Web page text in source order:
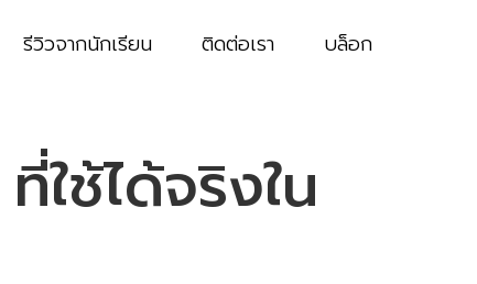
รีวิวจากนักเรียน ติดต่อเรา บล็อก
ช้ได้จริงใน